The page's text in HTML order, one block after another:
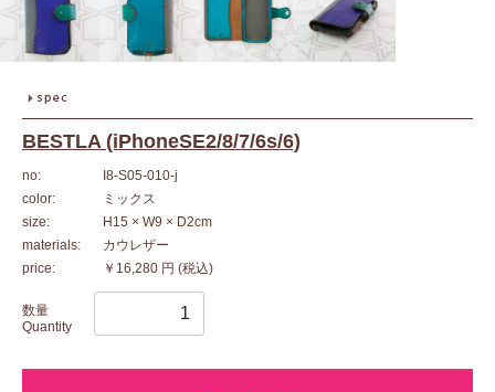
BESTLA (iPhoneSE2/8/7/6s/6)
no:
I8-S05-010-j
color:
ミックス
size:
H15 × W9 × D2cm
materials:
カウレザー
price:
￥16,280 円 (税込)
数量
Quantity